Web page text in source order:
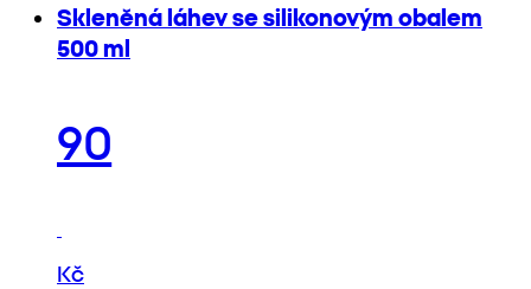
Skleněná láhev se silikonovým obalem
500 ml
90
Kč